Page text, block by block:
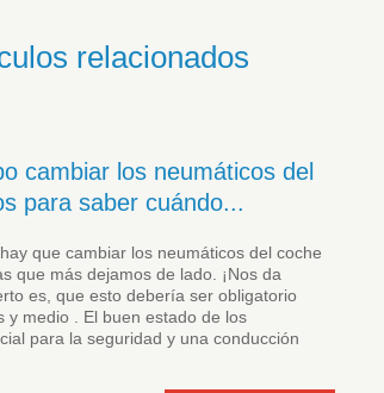
relacionados
cambiar los neumáticos del
para saber cuándo...
que cambiar los neumáticos del coche
que más dejamos de lado. ¡Nos da
es, que esto debería ser obligatorio
y medio . El buen estado de los
para la seguridad y una conducción